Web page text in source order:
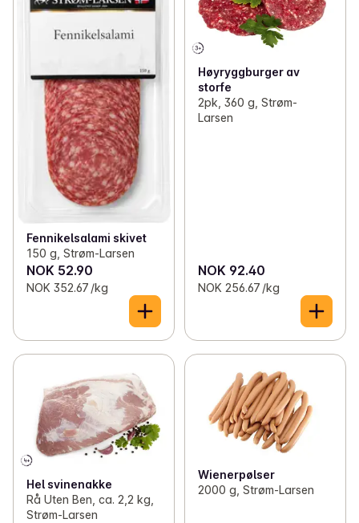
Fennikelsalami skivet
150 g, Strøm-Larsen
NOK 52.90
NOK 352.67 /kg
Høyryggburger av
storfe
2pk, 360 g, Strøm-
Larsen
NOK 92.40
NOK 256.67 /kg
Hel svinenakke
Rå Uten Ben, ca. 2,2 kg,
Strøm-Larsen
Wienerpølser
2000 g, Strøm-Larsen